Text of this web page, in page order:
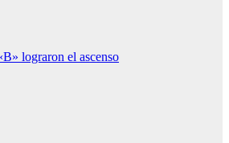
lograron el ascenso